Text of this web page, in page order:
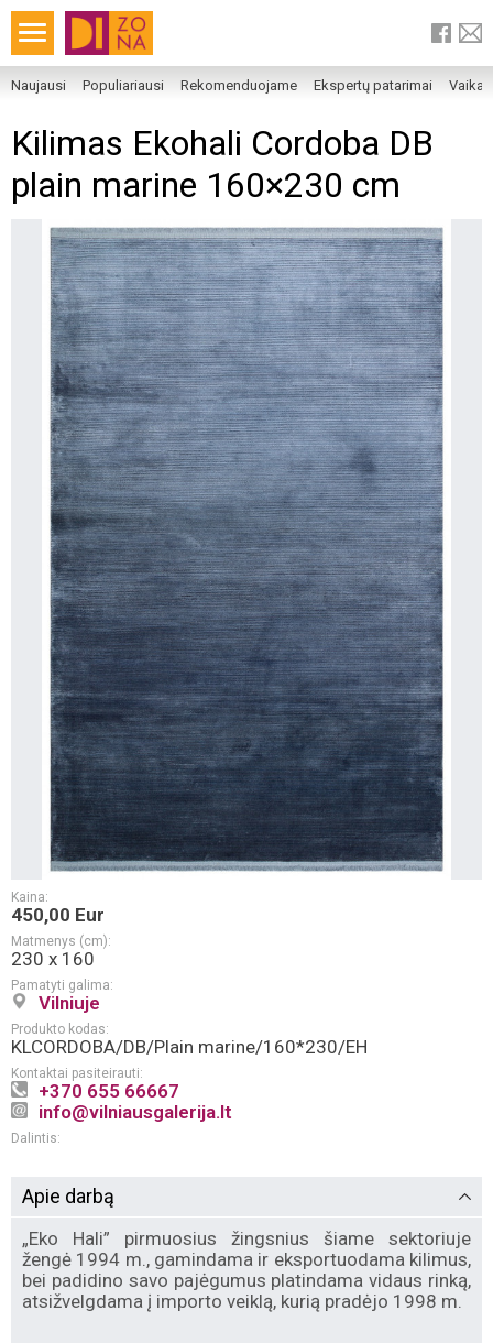
Naujausi Populiariausi Rekomenduojame Ekspertų patarimai
Kilimas Ekohali Cordoba DB
plain marine 160×230 cm
Kaina:
450,00 Eur
Matmenys (cm):
230 x 160
Pamatyti galima:
Vilniuje
Produkto kodas:
KLCORDOBA/DB/Plain marine/160*230/EH
Kontaktai pasiteirauti:
+370 655 66667
info@vilniausgalerija.lt
Dalintis:
Apie darbą
„Eko Hali” pirmuosius žingsnius šiame sektoriuje
žengė 1994 m., gamindama ir eksportuodama kilimus,
bei padidino savo pajėgumus platindama vidaus rinką,
atsižvelgdama į importo veiklą, kurią pradėjo 1998 m.